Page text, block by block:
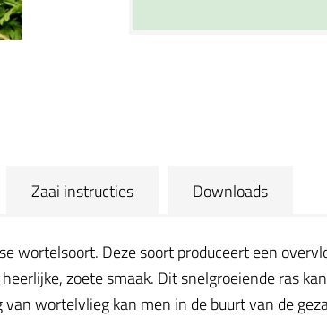
Zaai instructies Downloads
wortelsoort. Deze soort produceert een
zoete smaak. Dit snelgroeiende ras
wortelvlieg kan men in de buurt van de